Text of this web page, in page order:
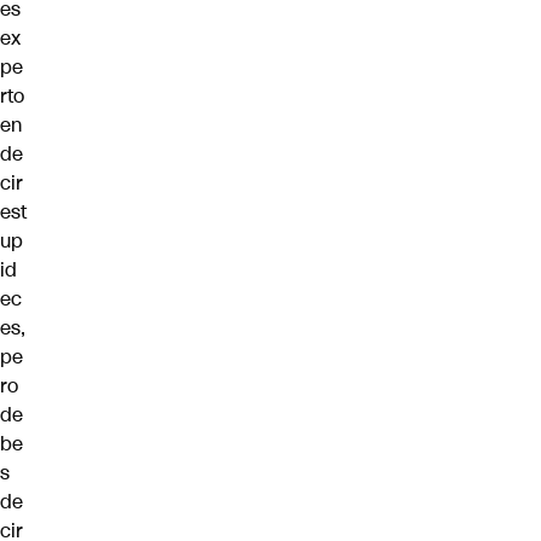
es
ex
pe
rto
en
de
cir
est
up
id
ec
es,
pe
ro
de
be
s
de
cir